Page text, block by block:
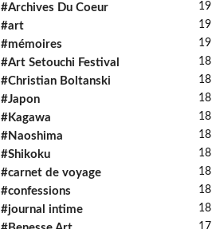
#Archives Du Coeur 19
#art 19
#mémoires 19
#Art Setouchi Festival 18
#Christian Boltanski 18
#Japon 18
#Kagawa 18
#Naoshima 18
#Shikoku 18
#carnet de voyage 18
#confessions 18
#journal intime 18
17